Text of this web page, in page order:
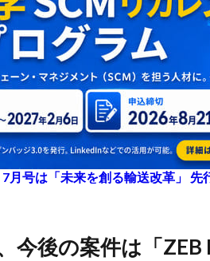
月号は「未来を創る輸送改革」